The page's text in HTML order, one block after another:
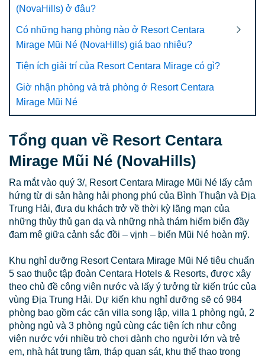
(NovaHills) ở đâu?
Có những hạng phòng nào ở Resort Centara
Mirage Mũi Né (NovaHills) giá bao nhiêu?
Tiện ích giải trí của Resort Centara Mirage có gì?
Giờ nhận phòng và trả phòng ở Resort Centara
Mirage Mũi Né
Tổng quan về Resort Centara
Mirage Mũi Né (NovaHills)
Ra mắt vào quý 3/, Resort Centara Mirage Mũi Né lấy cảm
hứng từ di sản hàng hải phong phú của Bình Thuận và Địa
Trung Hải, đưa du khách trở về thời kỳ lãng mạn của
những thủy thủ gan dạ và những nhà thám hiểm biển đầy
đam mê giữa cảnh sắc đồi – vịnh – biển Mũi Né hoàn mỹ.
Khu nghỉ dưỡng Resort Centara Mirage Mũi Né tiêu chuẩn
5 sao thuộc tập đoàn Centara Hotels & Resorts, được xây
theo chủ đề công viên nước và lấy ý tưởng từ kiến trúc của
vùng Địa Trung Hải. Dự kiến khu nghỉ dưỡng sẽ có 984
phòng bao gồm các căn villa song lập, villa 1 phòng ngủ, 2
phòng ngủ và 3 phòng ngủ cùng các tiện ích như công
viên nước với nhiều trò chơi dành cho người lớn và trẻ
em, nhà hát trung tâm, tháp quan sát, khu thể thao trong